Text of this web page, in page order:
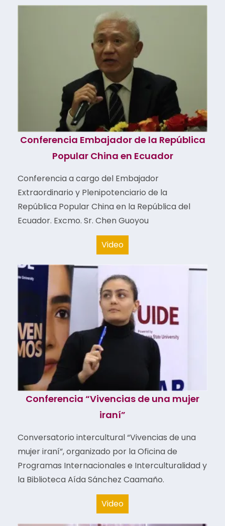
Conferencia Embajador de la República
Popular China en Ecuador
Conferencia a cargo del Embajador
Extraordinario y Plenipotenciario de la
República Popular China en la República del
Ecuador. Excmo. Sr. ChenGuoyou
Video
Conferencia “Vivencias de una mujer
iraní”
Conversatorio intercultural “Vivencias de una
mujer iraní”, organizado por la Oficina de
Programas Internacionales e Interculturalidad y
la Biblioteca Aída Sánchez Caamaño.
Video